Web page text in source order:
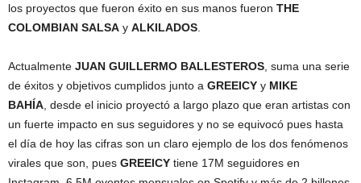
los proyectos que fueron éxito en sus manos fueron THE
COLOMBIAN SALSA y ALKILADOS
Actualmente JUAN GUILLERMO BALLESTEROS , suma una serie
de éxitos y objetivos cumplidos junto a GREEICY y MIKE
BAHÍA , desde el inicio proyectó a largo plazo que eran artistas con
un fuerte impacto en sus seguidores y no se equivocó pues hasta
el día de hoy las cifras son un claro ejemplo de los dos fenómenos
virales que son, pues GREEICY tiene 17M seguidores en